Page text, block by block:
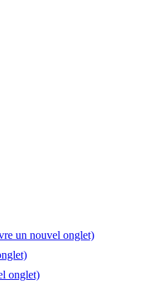
un nouvel onglet)
onglet)